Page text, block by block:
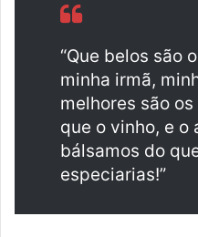
“Que belos são
minha irmã,
melhores são
que o vinho, e o
bálsamos do
especiarias!”